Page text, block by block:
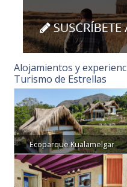
Alojamientos y
Turismo de Estrellas
Ecoparque Kualamelgar